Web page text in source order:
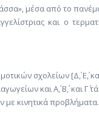
μέσα από το
και ο
σχολείων [Δ΄, Ε΄,
και Α΄, Β΄, και
με κινητικά προβλήματα.